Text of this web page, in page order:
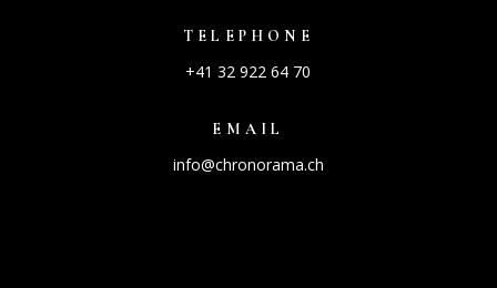
TELEPHONE
+41 32 922 64 70
EMAIL
info@chronorama.ch